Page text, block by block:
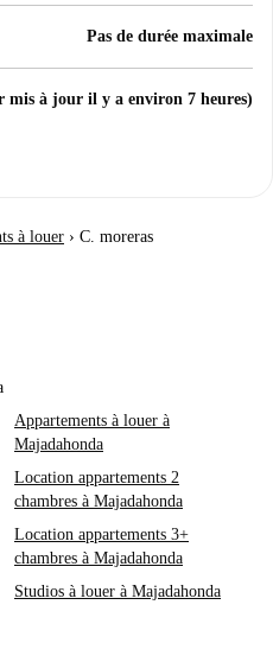
Pas de durée maximale
mis à jour il y a environ 7 heures)
à louer › C. moreras
Appartements à louer à
Majadahonda
Location appartements 2
chambres à Majadahonda
Location appartements 3+
chambres à Majadahonda
Studios à louer à Majadahonda